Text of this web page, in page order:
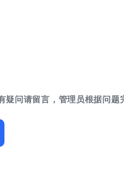
疑问请留言，管理员根据问题